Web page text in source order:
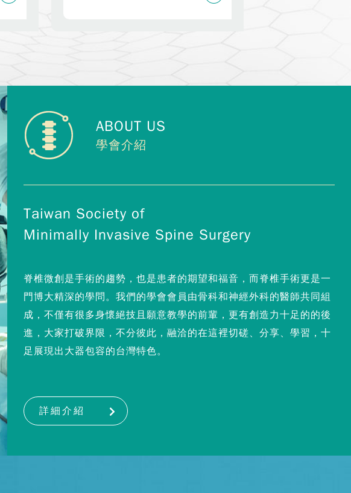
ABOUT US
學會介紹
Taiwan Society of
Minimally Invasive Spine Surgery
脊椎微創是手術的趨勢，也是患者的期望和福音，而脊椎手術更是一
門博大精深的學問。我們的學會會員由骨科和神經外科的醫師共同組
成，不僅有很多身懷絕技且願意教學的前輩，更有創造力十足的的後
進，大家打破界限，不分彼此，融洽的在這裡切磋、分享、學習，十
足展現出大器包容的台灣特色。
詳細介紹